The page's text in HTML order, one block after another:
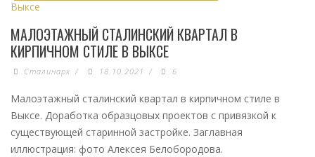
МАЛОЭТАЖНЫЙ СТАЛИНСКИЙ КВАРТАЛ В
КИРПИЧНОМ СТИЛЕ В ВЫКСЕ
Сталинарх / 18.10.2021 / 6
Малоэтажный сталинский квартал в кирпичном стиле в
Выксе. Доработка образцовых проектов с привязкой к
существующей старинной застройке. Заглавная
иллюстрация: фото Алексея Белобородова.